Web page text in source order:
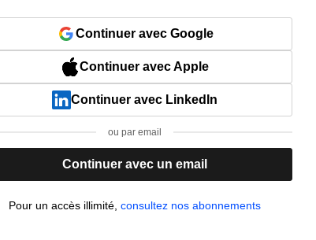
Continuer avec Google
Continuer avec Apple
Continuer avec LinkedIn
ou par email
Continuer avec un email
Pour un accès illimité,consultez nos abonnements